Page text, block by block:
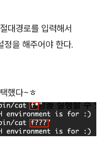
대경로를 입력해서
정을 해주어야 한다.
했다~ㅎ